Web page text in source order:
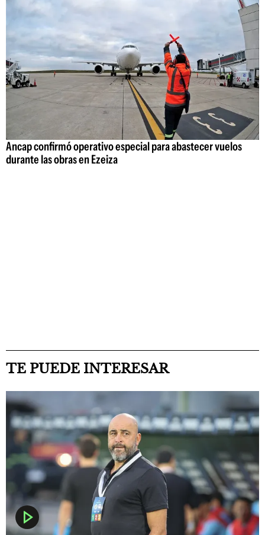
Ancap confirmó operativo especial para abastecer vuelos
durante las obras en Ezeiza
TE PUEDE INTERESAR